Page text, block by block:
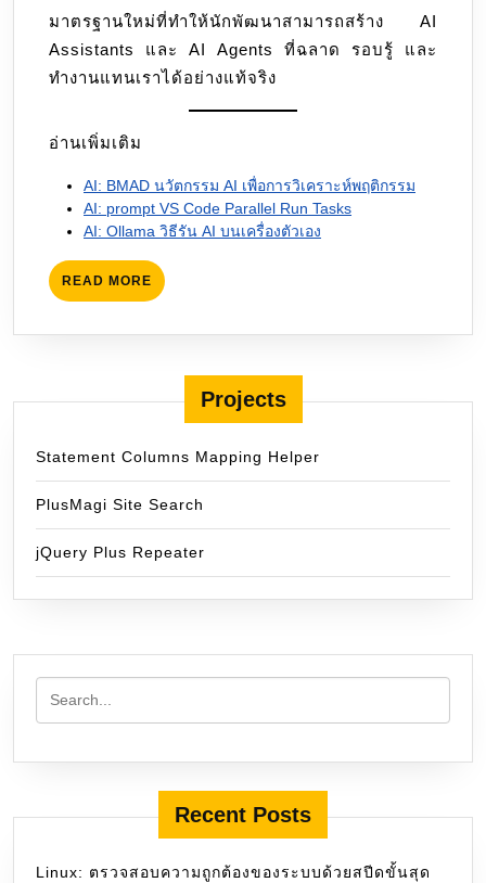
มาตรฐานใหม่ที่ทำให้นักพัฒนาสามารถสร้าง AI
Assistants และ AI Agents ที่ฉลาด รอบรู้ และ
ทำงานแทนเราได้อย่างแท้จริง
อ่านเพิ่มเติม
AI: BMAD นวัตกรรม AI เพื่อการวิเคราะห์พฤติกรรม
AI: prompt VS Code Parallel Run Tasks
AI: Ollama วิธีรัน AI บนเครื่องตัวเอง
READ MORE READ
MORE
Projects
Statement Columns Mapping Helper
PlusMagi Site Search
jQuery Plus Repeater
Recent Posts
Linux: ตรวจสอบความถูกต้องของระบบด้วยสปีดขั้นสุด